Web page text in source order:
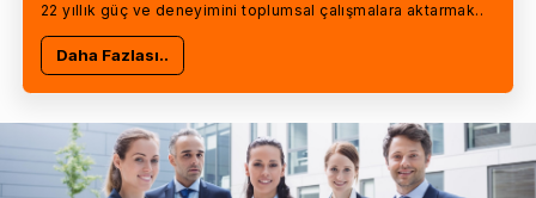
22 yıllık güç ve deneyimini toplumsal çalışmalara aktarmak..
Daha Fazlası..